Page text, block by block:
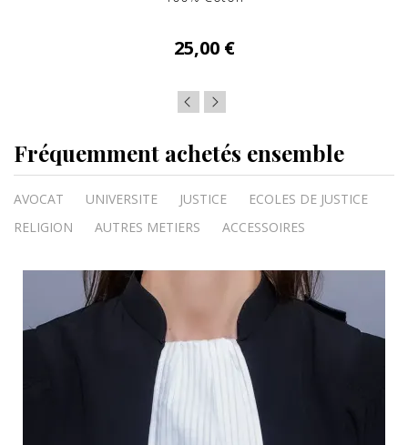
25,00 €
Fréquemment achetés ensemble
AVOCAT UNIVERSITE JUSTICE
ECOLES DE JUSTICE
RELIGION
AUTRES METIERS ACCESSOIRES